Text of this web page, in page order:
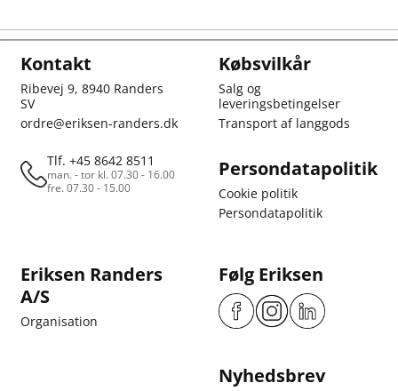
Kontakt
Ribevej 9, 8940 Randers
SV
ordre@eriksen-randers.dk
Tlf. +45 8642 8511
man. - tor kl. 07.30 - 16.00
fre. 07.30 - 15.00
Købsvilkår
Salg og
leveringsbetingelser
Transport af langgods
Persondatapolitik
Cookie politik
Persondatapolitik
Eriksen Randers
A/S
Organisation
Følg Eriksen
Nyhedsbrev